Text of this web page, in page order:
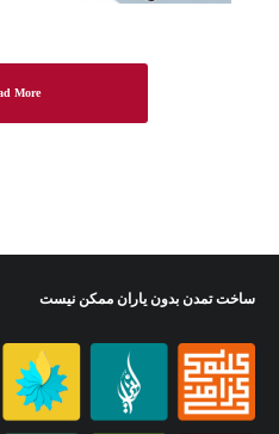
More
ساخت تمدن بدون یاران ممکن نیست